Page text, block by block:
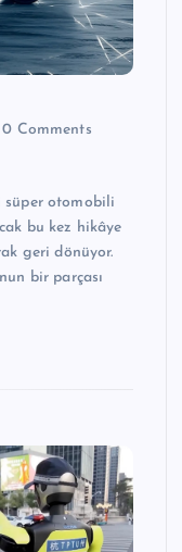
0 Comments
süper otomobili
bu kez hikâye
geri dönüyor.
bir parçası